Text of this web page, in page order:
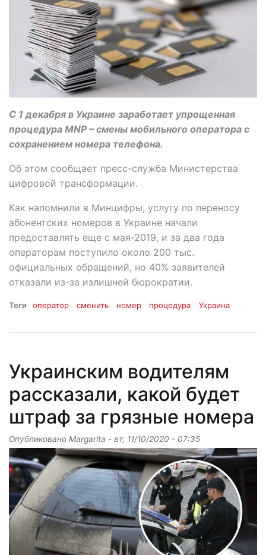
С 1 декабря в Украине заработает упрощенная
процедура MNP – смены мобильного оператора с
сохранением номера телефона.
Об этом сообщает пресс-служба Министерства
цифровой трансформации.
Как напомнили в Минцифры, услугу по переносу
абонентских номеров в Украине начали
предоставлять еще с мая-2019, и за два года
операторам поступило около 200 тыс.
официальных обращений, но 40% заявителей
отказали из-за излишней бюрократии.
Теги оператор сменить номер процедура Украина
Украинским водителям
рассказали, какой будет
штраф за грязные номера
Опубликовано Margarita - вт, 11/10/2020 - 07:35